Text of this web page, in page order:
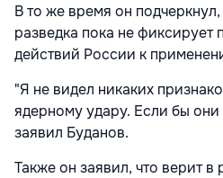
В то же время он подчеркнул,
разведка пока не фиксирует
действий России к
"Я не видел никаких
ядерному удару. Если бы они
заявил Буданов.
Также он заявил, что верит в